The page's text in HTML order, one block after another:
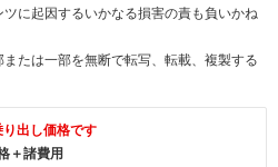
に起因するいかなる損害の責も負いかね
たは一部を無断で転写、転載、複製する
出し価格です
＋諸費用